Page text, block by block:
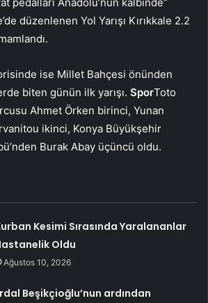
düzenlenen Yol Yarışı Kırıkkale 2.2
ise Millet Bahçesi önünden
biten günün ilk yarışı. SporToto
Ahmet Örken birinci, Yunan
ikinci, Konya Büyükşehir
Burak Abay üçüncü oldu.
Kesimi Sırasında Yaralananlar
Oldu
Ağustos 10, 2026
Beşikçioğlu’nun ardından